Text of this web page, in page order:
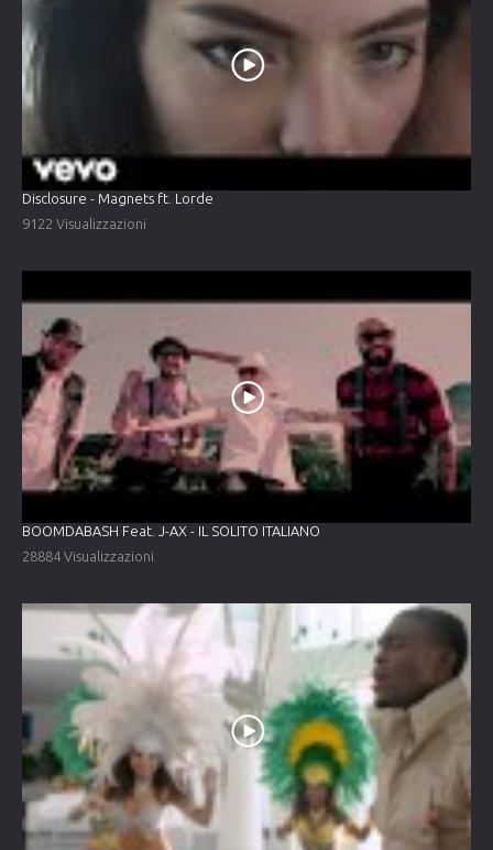
Disclosure - Magnets ft. Lorde
9122 Visualizzazioni
BOOMDABASH Feat. J-AX - IL SOLITO ITALIANO
28884 Visualizzazioni